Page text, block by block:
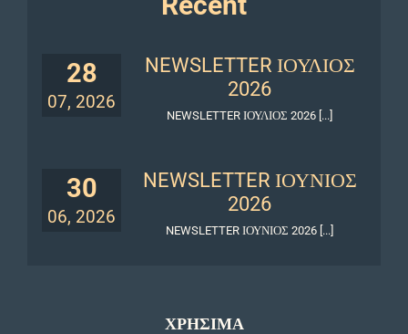
28
07, 2026
NEWSLETTER ΙΟΥΛΙΟΣ
2026
NEWSLETTER ΙΟΥΛΙΟΣ 2026 [...]
30
06, 2026
NEWSLETTER ΙΟΥΝΙΟΣ
2026
NEWSLETTER ΙΟΥΝΙΟΣ 2026 [...]
ΧΡΗΣΙΜΑ